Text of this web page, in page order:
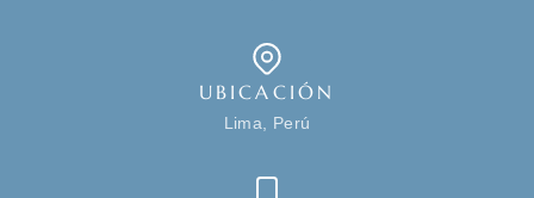
UBICACIÓN
Lima, Perú